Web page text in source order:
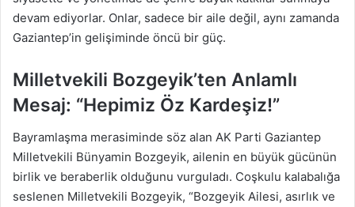
devam ediyorlar. Onlar, sadece bir aile değil, aynı zamanda
Gaziantep’in gelişiminde öncü bir güç.
Milletvekili Bozgeyik’ten Anlamlı
Mesaj: “Hepimiz Öz Kardeşiz!”
Bayramlaşma merasiminde söz alan AK Parti Gaziantep
Milletvekili Bünyamin Bozgeyik, ailenin en büyük gücünün
birlik ve beraberlik olduğunu vurguladı. Coşkulu kalabalığa
seslenen Milletvekili Bozgeyik, “Bozgeyik Ailesi, asırlık ve